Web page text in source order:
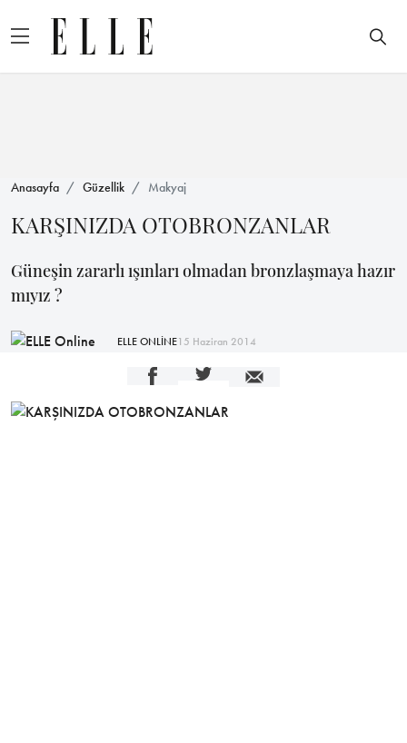
Anasayfa Güzellik Makyaj
KARŞINIZDA OTOBRONZANLAR
Güneşin zararlı ışınları olmadan bronzlaşmaya hazır
mıyız ?
ELLE ONLİNE15 Haziran 2014